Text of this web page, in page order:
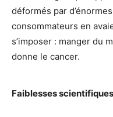
déformés par
consommateurs en
s’imposer : manger du
donne le cancer.
Faiblesses